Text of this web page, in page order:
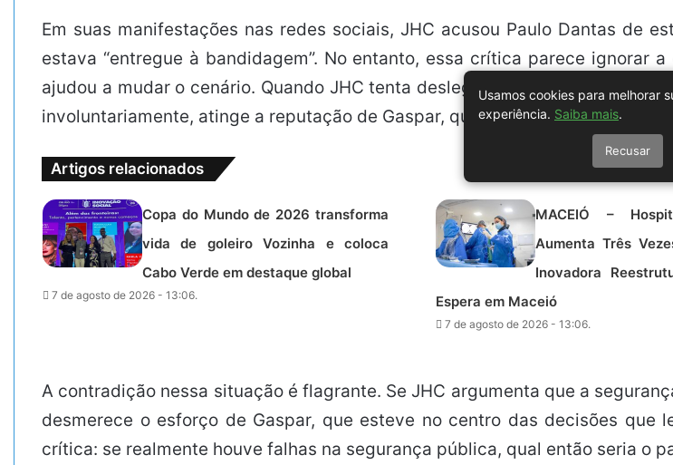
Em suas manifestações nas redes sociais, JHC acusou Paulo Dantas de
estava “entregue à bandidagem”. No entanto, essa crítica parece ignorar
ajudou a mudar o cenário. Quando JHC tenta deslegitimar a gestão de
involuntariamente, atinge a reputação de Gaspar, que construiu sua
Artigos relacionados
Copa do Mundo de 2026 transforma
vida de goleiro Vozinha e coloca
Cabo Verde em destaque global
7 de agosto de 2026 - 13:06.
MACEIÓ –
Aumenta Três
Inovadora
Espera em Maceió
7 de agosto de 2026 - 13:06.
A contradição nessa situação é flagrante. Se JHC argumenta que a
desmerece o esforço de Gaspar, que esteve no centro das decisões
crítica: se realmente houve falhas na segurança pública, qual então seria o
Usamos cookies para melhorar
experiência. Saiba mais
Recusar